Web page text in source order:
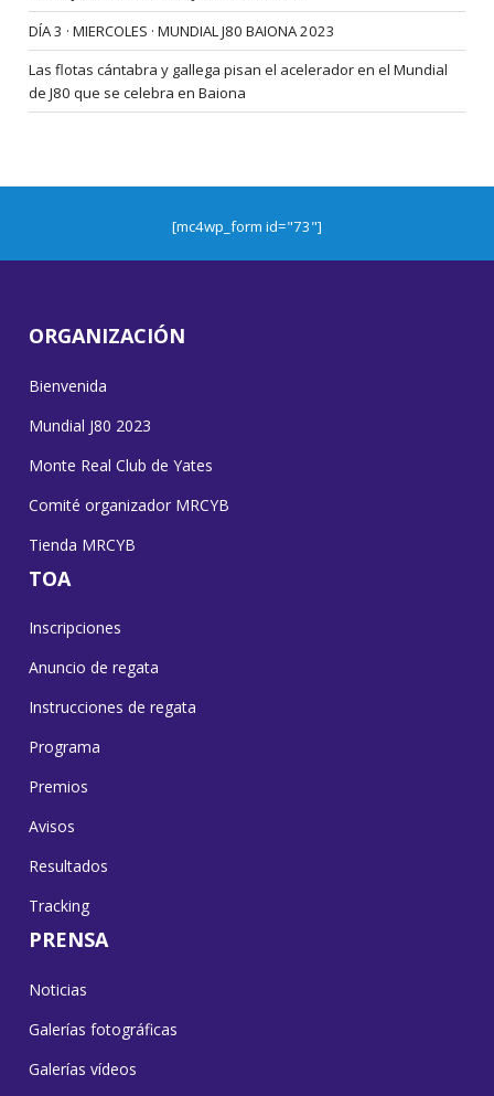
DÍA 3 · MIERCOLES · MUNDIAL J80 BAIONA 2023
Las flotas cántabra y gallega pisan el acelerador en el Mundial
de J80 que se celebra en Baiona
[mc4wp_form id="73"]
ORGANIZACIÓN
Bienvenida
Mundial J80 2023
Monte Real Club de Yates
Comité organizador MRCYB
Tienda MRCYB
TOA
Inscripciones
Anuncio de regata
Instrucciones de regata
Programa
Premios
Avisos
Resultados
Tracking
PRENSA
Noticias
Galerías fotográficas
Galerías vídeos